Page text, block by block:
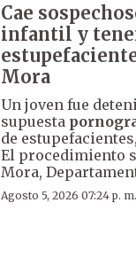
Cae
infantil y
Mora
Un joven fue
supuesta
de
El procedimiento
Mora,
Agosto 5, 2026 07:24 p. m.